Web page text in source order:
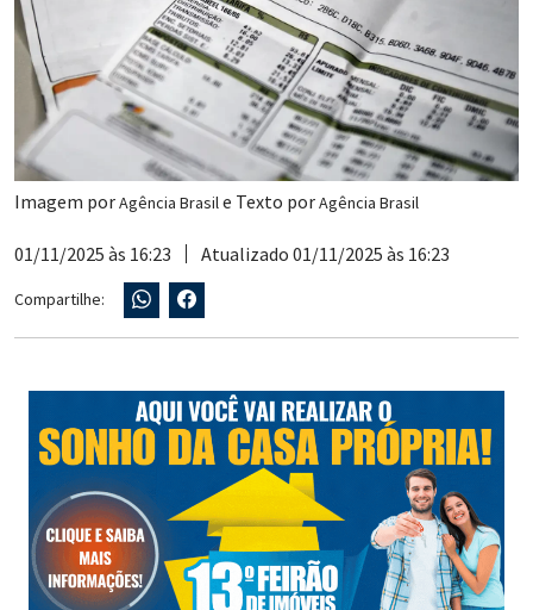
Imagem porAgência Brasile Texto porAgência Brasil
01/11/2025 às 16:23 Atualizado 01/11/2025 às 16:23
Compartilhe: